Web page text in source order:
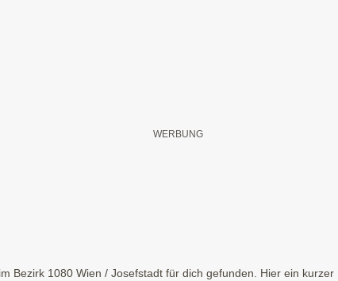
Bezirk 1080 Wien / Josefstadt für dich gefunden. Hier ein